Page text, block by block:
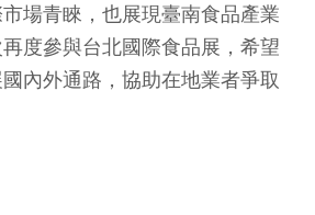
場青睞，也展現臺南食品產業
度參與台北國際食品展，希望
內外通路，協助在地業者爭取